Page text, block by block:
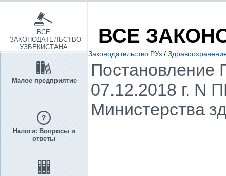
ВСЕ
ЗАКОНОДАТЕЛЬСТВО
УЗБЕКИСТАНА
Малое предприятие
Налоги: Вопросы и
ответы
ВСЕ
Законодательство РУз /
Постановление
07.12.2018 г. N
Министерства